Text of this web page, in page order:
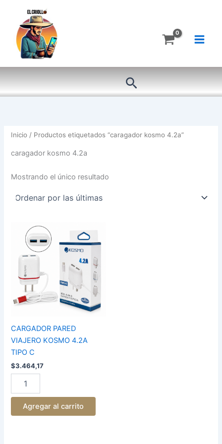
contenido
Buscar
Inicio / Productos etiquetados “caragador kosmo 4.2a”
caragador kosmo 4.2a
Mostrando el único resultado
CARGADOR PARED
VIAJERO KOSMO 4.2A
TIPO C
$3.464,17
CARGADOR
PARED
VIAJERO
KOSMO
4.2A
TIPO
cantidad
Agregar al carrito